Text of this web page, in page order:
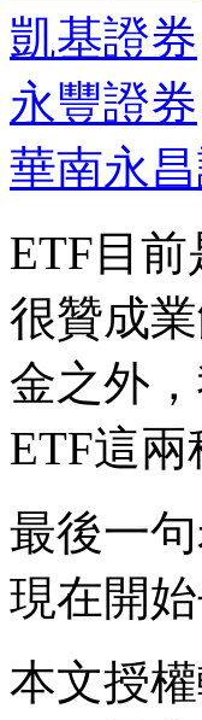
凱基證券
永豐證券
華南永
ETF目
很贊成
金之外
ETF這
最後一
現在開始
本文授